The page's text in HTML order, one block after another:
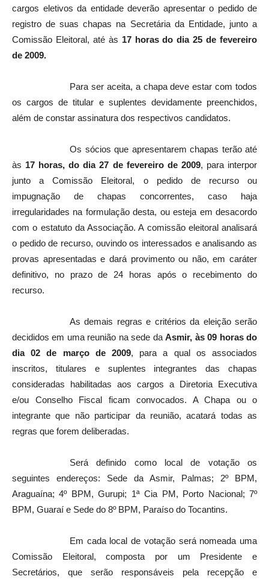
cargos eletivos da entidade deverão apresentar o pedido de
registro de suas chapas na Secretária da Entidade, junto a
Comissão Eleitoral, até às 17 horas do dia 25 de fevereiro
de 2009.
Para ser aceita, a chapa deve estar com todos
os cargos de titular e suplentes devidamente preenchidos,
além de constar assinatura dos respectivos candidatos.
Os sócios que apresentarem chapas terão até
às 17 horas, do dia 27 de fevereiro de 2009, para interpor
junto a Comissão Eleitoral, o pedido de recurso ou
impugnação de chapas concorrentes, caso haja
irregularidades na formulação desta, ou esteja em desacordo
com o estatuto da Associação. A comissão eleitoral analisará
o pedido de recurso, ouvindo os interessados e analisando as
provas apresentadas e dará provimento ou não, em caráter
definitivo, no prazo de 24 horas após o recebimento do
recurso.
As demais regras e critérios da eleição serão
decididos em uma reunião na sede daAsmir, às 09 horas do
dia 02 de março de 2009, para a qual os associados
inscritos, titulares e suplentes integrantes das chapas
consideradas habilitadas aos cargos a Diretoria Executiva
e/ou Conselho Fiscal ficam convocados. A Chapa ou o
integrante que não participar da reunião, acatará todas as
regras que forem deliberadas.
Será definido como local de votação os
seguintes endereços: Sede da Asmir, Palmas; 2º BPM,
Araguaína; 4º BPM, Gurupi; 1ª Cia PM, Porto Nacional; 7º
BPM, Guaraí e Sede do 8º BPM, Paraíso do Tocantins.
Em cada local de votação será nomeada uma
Comissão Eleitoral, composta por um Presidente e
Secretários, que serão responsáveis pela recepção e